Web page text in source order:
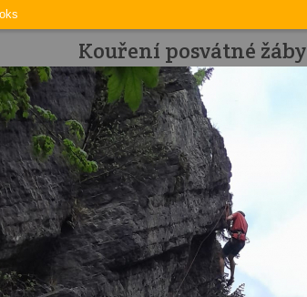
Kouření posvátné žáby